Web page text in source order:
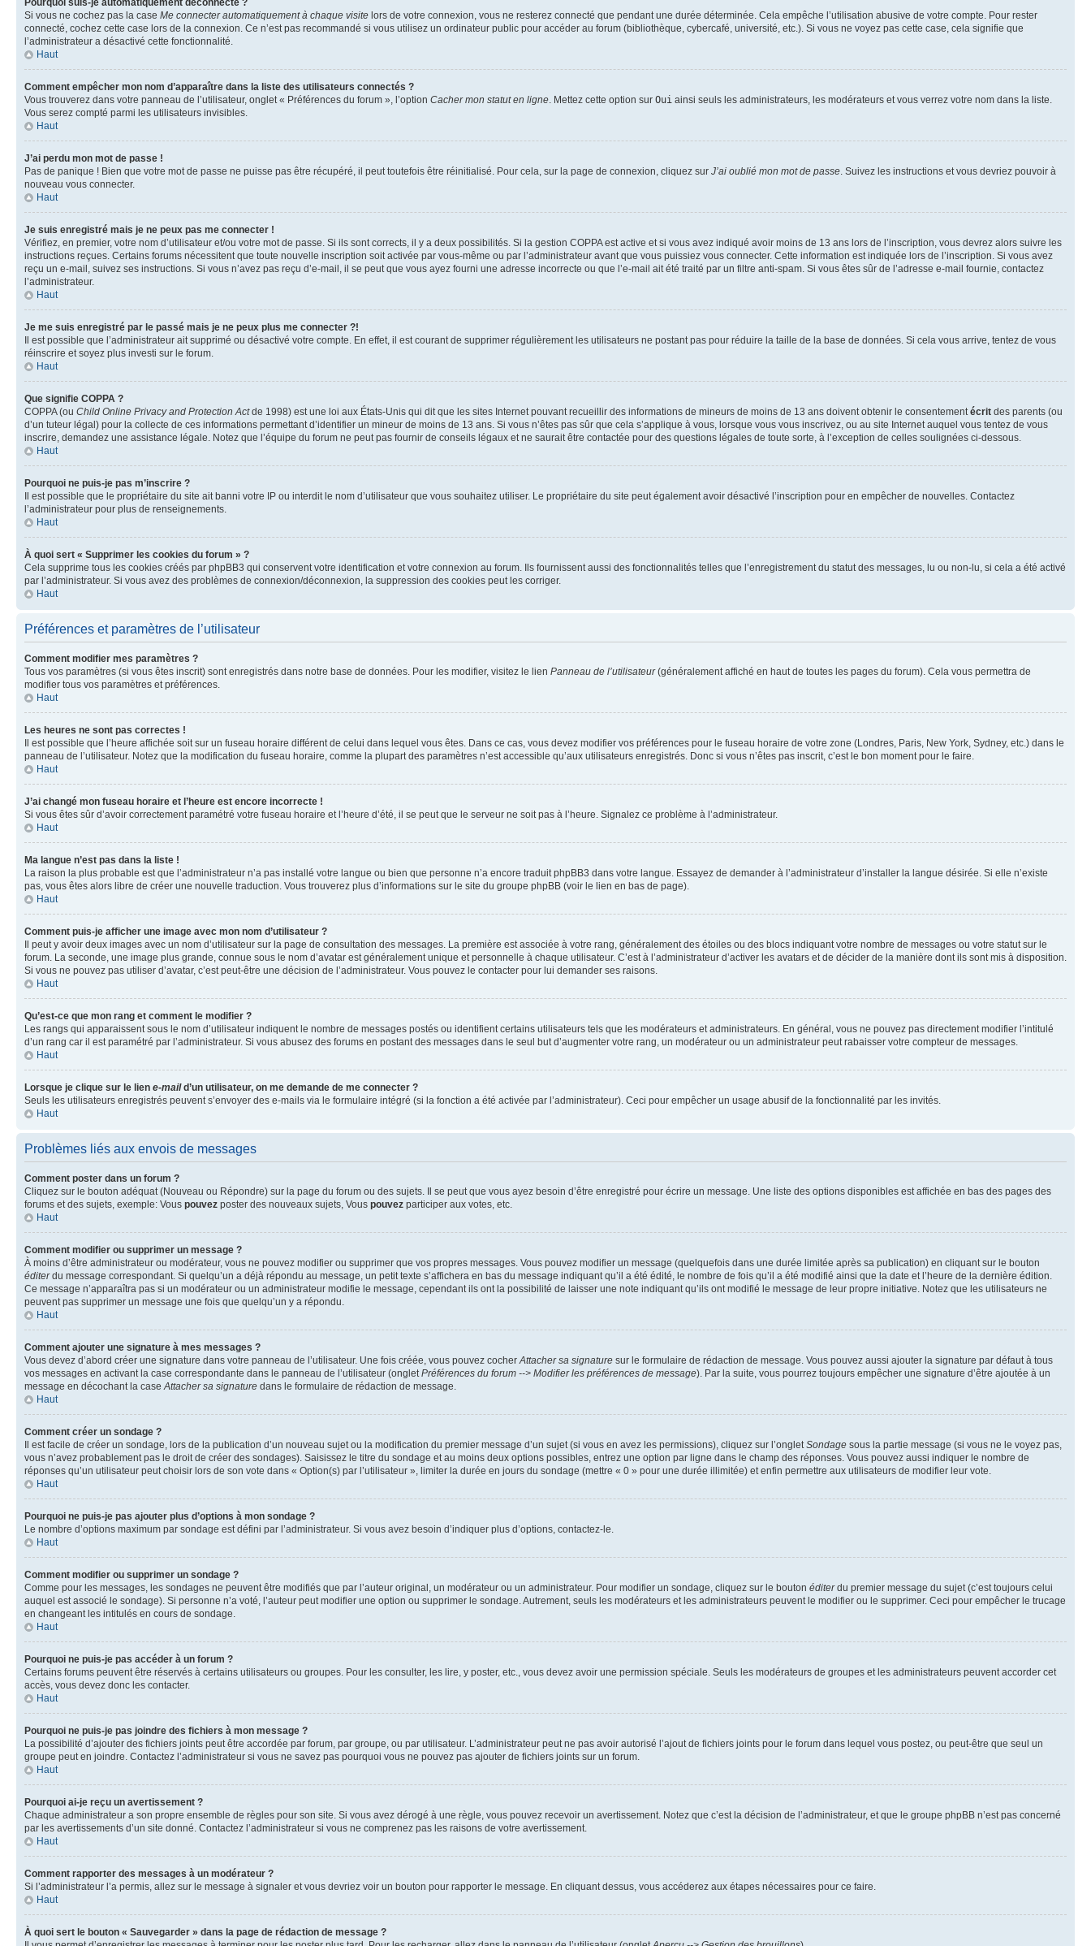
Si vous ne cochez pas la case Me connecter automatiquement à chaque visite lors de votre connexion, vous ne resterez connecté que pendant une durée déterminée. Cela empêche l’utilisation abusive de votre compte. Pour rester
connecté, cochez cette case lors de la connexion. Ce n’est pas recommandé si vous utilisez un ordinateur public pour accéder au forum (bibliothèque, cybercafé, université, etc.). Si vous ne voyez pas cette case, cela signifie que
l’administrateur a désactivé cette fonctionnalité.
Haut
Comment empêcher mon nom d’apparaître dans la liste des utilisateurs connectés ?
Vous trouverez dans votre panneau de l’utilisateur, onglet « Préférences du forum », l’option Cacher mon statut en ligne . Mettez cette option sur Oui ainsi seuls les administrateurs, les modérateurs et vous verrez votre nom dans la liste.
Vous serez compté parmi les utilisateurs invisibles.
Haut
J’ai perdu mon mot de passe !
Pas de panique ! Bien que votre mot de passe ne puisse pas être récupéré, il peut toutefois être réinitialisé. Pour cela, sur la page de connexion, cliquez sur J’ai oublié mon mot de passe . Suivez les instructions et vous devriez pouvoir à
nouveau vous connecter.
Haut
Je suis enregistré mais je ne peux pas me connecter !
Vérifiez, en premier, votre nom d’utilisateur et/ou votre mot de passe. Si ils sont corrects, il y a deux possibilités. Si la gestion COPPA est active et si vous avez indiqué avoir moins de 13 ans lors de l’inscription, vous devrez alors suivre les
instructions reçues. Certains forums nécessitent que toute nouvelle inscription soit activée par vous-même ou par l’administrateur avant que vous puissiez vous connecter. Cette information est indiquée lors de l’inscription. Si vous avez
reçu un e-mail, suivez ses instructions. Si vous n’avez pas reçu d’e-mail, il se peut que vous ayez fourni une adresse incorrecte ou que l’e-mail ait été traité par un filtre anti-spam. Si vous êtes sûr de l’adresse e-mail fournie, contactez
l’administrateur.
Haut
Je me suis enregistré par le passé mais je ne peux plus me connecter ?!
Il est possible que l’administrateur ait supprimé ou désactivé votre compte. En effet, il est courant de supprimer régulièrement les utilisateurs ne postant pas pour réduire la taille de la base de données. Si cela vous arrive, tentez de vous
réinscrire et soyez plus investi sur le forum.
Haut
Que signifie COPPA ?
COPPA (ou Child Online Privacy and Protection Actde 1998) est une loi aux États-Unis qui dit que les sites Internet pouvant recueillir des informations de mineurs de moins de 13 ans doivent obtenir le consentement écrit des parents (ou
d’un tuteur légal) pour la collecte de ces informations permettant d’identifier un mineur de moins de 13 ans. Si vous n’êtes pas sûr que cela s’applique à vous, lorsque vous vous inscrivez, ou au site Internet auquel vous tentez de vous
inscrire, demandez une assistance légale. Notez que l’équipe du forum ne peut pas fournir de conseils légaux et ne saurait être contactée pour des questions légales de toute sorte, à l’exception de celles soulignées ci-dessous.
Haut
Pourquoi ne puis-je pas m’inscrire ?
Il est possible que le propriétaire du site ait banni votre IP ou interdit le nom d’utilisateur que vous souhaitez utiliser. Le propriétaire du site peut également avoir désactivé l’inscription pour en empêcher de nouvelles. Contactez
l’administrateur pour plus de renseignements.
Haut
À quoi sert « Supprimer les cookies du forum » ?
Cela supprime tous les cookies créés par phpBB3 qui conservent votre identification et votre connexion au forum. Ils fournissent aussi des fonctionnalités telles que l’enregistrement du statut des messages, lu ou non-lu, si cela a été activé
par l’administrateur. Si vous avez des problèmes de connexion/déconnexion, la suppression des cookies peut les corriger.
Haut
Préférences et paramètres de l’utilisateur
Comment modifier mes paramètres ?
Tous vos paramètres (si vous êtes inscrit) sont enregistrés dans notre base de données. Pour les modifier, visitez le lien Panneau de l’utilisateur(généralement affiché en haut de toutes les pages du forum). Cela vous permettra de
modifier tous vos paramètres et préférences.
Haut
Les heures ne sont pas correctes !
Il est possible que l’heure affichée soit sur un fuseau horaire différent de celui dans lequel vous êtes. Dans ce cas, vous devez modifier vos préférences pour le fuseau horaire de votre zone (Londres, Paris, New York, Sydney, etc.) dans le
panneau de l’utilisateur. Notez que la modification du fuseau horaire, comme la plupart des paramètres n’est accessible qu’aux utilisateurs enregistrés. Donc si vous n’êtes pas inscrit, c’est le bon moment pour le faire.
Haut
J’ai changé mon fuseau horaire et l’heure est encore incorrecte !
Si vous êtes sûr d’avoir correctement paramétré votre fuseau horaire et l’heure d’été, il se peut que le serveur ne soit pas à l’heure. Signalez ce problème à l’administrateur.
Haut
Ma langue n’est pas dans la liste !
La raison la plus probable est que l’administrateur n’a pas installé votre langue ou bien que personne n’a encore traduit phpBB3 dans votre langue. Essayez de demander à l’administrateur d’installer la langue désirée. Si elle n’existe
pas, vous êtes alors libre de créer une nouvelle traduction. Vous trouverez plus d’informations sur le site du groupe phpBB (voir le lien en bas de page).
Haut
Comment puis-je afficher une image avec mon nom d’utilisateur ?
Il peut y avoir deux images avec un nom d’utilisateur sur la page de consultation des messages. La première est associée à votre rang, généralement des étoiles ou des blocs indiquant votre nombre de messages ou votre statut sur le
forum. La seconde, une image plus grande, connue sous le nom d’avatar est généralement unique et personnelle à chaque utilisateur. C’est à l’administrateur d’activer les avatars et de décider de la manière dont ils sont mis à disposition.
Si vous ne pouvez pas utiliser d’avatar, c’est peut-être une décision de l’administrateur. Vous pouvez le contacter pour lui demander ses raisons.
Haut
Qu’est-ce que mon rang et comment le modifier ?
Les rangs qui apparaissent sous le nom d’utilisateur indiquent le nombre de messages postés ou identifient certains utilisateurs tels que les modérateurs et administrateurs. En général, vous ne pouvez pas directement modifier l’intitulé
d’un rang car il est paramétré par l’administrateur. Si vous abusez des forums en postant des messages dans le seul but d’augmenter votre rang, un modérateur ou un administrateur peut rabaisser votre compteur de messages.
Haut
Lorsque je clique sur le lien e-maild’un utilisateur, on me demande de me connecter ?
Seuls les utilisateurs enregistrés peuvent s’envoyer des e-mails via le formulaire intégré (si la fonction a été activée par l’administrateur). Ceci pour empêcher un usage abusif de la fonctionnalité par les invités.
Haut
Problèmes liés aux envois de messages
Comment poster dans un forum ?
Cliquez sur le bouton adéquat (Nouveau ou Répondre) sur la page du forum ou des sujets. Il se peut que vous ayez besoin d’être enregistré pour écrire un message. Une liste des options disponibles est affichée en bas des pages des
forums et des sujets, exemple: Vous pouvez poster des nouveaux sujets, Vous pouvez participer aux votes, etc.
Haut
Comment modifier ou supprimer un message ?
À moins d’être administrateur ou modérateur, vous ne pouvez modifier ou supprimer que vos propres messages. Vous pouvez modifier un message (quelquefois dans une durée limitée après sa publication) en cliquant sur le bouton
éditerdu message correspondant. Si quelqu’un a déjà répondu au message, un petit texte s’affichera en bas du message indiquant qu’il a été édité, le nombre de fois qu’il a été modifié ainsi que la date et l’heure de la dernière édition.
Ce message n’apparaîtra pas si un modérateur ou un administrateur modifie le message, cependant ils ont la possibilité de laisser une note indiquant qu’ils ont modifié le message de leur propre initiative. Notez que les utilisateurs ne
peuvent pas supprimer un message une fois que quelqu’un y a répondu.
Haut
Comment ajouter une signature à mes messages ?
Vous devez d’abord créer une signature dans votre panneau de l’utilisateur. Une fois créée, vous pouvez cocher Attacher sa signature sur le formulaire de rédaction de message. Vous pouvez aussi ajouter la signature par défaut à tous
vos messages en activant la case correspondante dans le panneau de l’utilisateur (onglet Préférences du forum --> Modifier les préférences de message). Par la suite, vous pourrez toujours empêcher une signature d’être ajoutée à un
message en décochant la case Attacher sa signature dans le formulaire de rédaction de message.
Haut
Comment créer un sondage ?
Il est facile de créer un sondage, lors de la publication d’un nouveau sujet ou la modification du premier message d’un sujet (si vous en avez les permissions), cliquez sur l’onglet Sondage sous la partie message (si vous ne le voyez pas,
vous n’avez probablement pas le droit de créer des sondages). Saisissez le titre du sondage et au moins deux options possibles, entrez une option par ligne dans le champ des réponses. Vous pouvez aussi indiquer le nombre de
réponses qu’un utilisateur peut choisir lors de son vote dans « Option(s) par l’utilisateur », limiter la durée en jours du sondage (mettre « 0 » pour une durée illimitée) et enfin permettre aux utilisateurs de modifier leur vote.
Haut
Pourquoi ne puis-je pas ajouter plus d’options à mon sondage ?
Le nombre d’options maximum par sondage est défini par l’administrateur. Si vous avez besoin d’indiquer plus d’options, contactez-le.
Haut
Comment modifier ou supprimer un sondage ?
Comme pour les messages, les sondages ne peuvent être modifiés que par l’auteur original, un modérateur ou un administrateur. Pour modifier un sondage, cliquez sur le bouton éditerdu premier message du sujet (c’est toujours celui
auquel est associé le sondage). Si personne n’a voté, l’auteur peut modifier une option ou supprimer le sondage. Autrement, seuls les modérateurs et les administrateurs peuvent le modifier ou le supprimer. Ceci pour empêcher le trucage
en changeant les intitulés en cours de sondage.
Haut
Pourquoi ne puis-je pas accéder à un forum ?
Certains forums peuvent être réservés à certains utilisateurs ou groupes. Pour les consulter, les lire, y poster, etc., vous devez avoir une permission spéciale. Seuls les modérateurs de groupes et les administrateurs peuvent accorder cet
accès, vous devez donc les contacter.
Haut
Pourquoi ne puis-je pas joindre des fichiers à mon message ?
La possibilité d’ajouter des fichiers joints peut être accordée par forum, par groupe, ou par utilisateur. L’administrateur peut ne pas avoir autorisé l’ajout de fichiers joints pour le forum dans lequel vous postez, ou peut-être que seul un
groupe peut en joindre. Contactez l’administrateur si vous ne savez pas pourquoi vous ne pouvez pas ajouter de fichiers joints sur un forum.
Haut
Pourquoi ai-je reçu un avertissement ?
Chaque administrateur a son propre ensemble de règles pour son site. Si vous avez dérogé à une règle, vous pouvez recevoir un avertissement. Notez que c’est la décision de l’administrateur, et que le groupe phpBB n’est pas concerné
par les avertissements d’un site donné. Contactez l’administrateur si vous ne comprenez pas les raisons de votre avertissement.
Haut
Comment rapporter des messages à un modérateur ?
Si l’administrateur l’a permis, allez sur le message à signaler et vous devriez voir un bouton pour rapporter le message. En cliquant dessus, vous accéderez aux étapes nécessaires pour ce faire.
Haut
À quoi sert le bouton « Sauvegarder » dans la page de rédaction de message ?